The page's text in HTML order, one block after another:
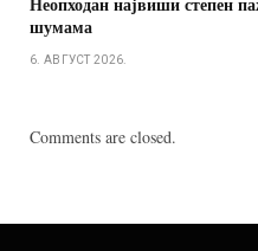
шумама
6. АВГУСТ 2026.
Comments are closed.